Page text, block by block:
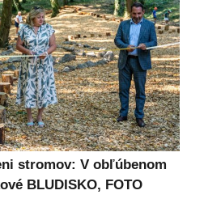
stromov: V obľúbenom
BLUDISKO, FOTO